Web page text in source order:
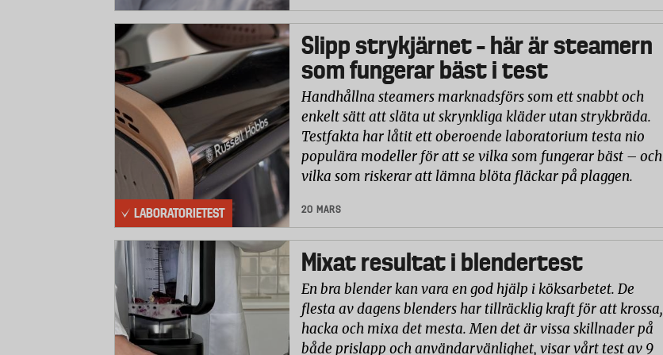
LABORATORIETEST
Slipp strykjärnet – här är steamern
som fungerar bäst i test
Handhållna steamers marknadsförs som ett snabbt och
enkelt sätt att släta ut skrynkliga kläder utan strykbräda.
Testfakta har låtit ett oberoende laboratorium testa nio
populära modeller för att se vilka som fungerar bäst – och
vilka som riskerar att lämna blöta fläckar på plaggen.
20 MARS
Mixat resultat i blendertest
En bra blender kan vara en god hjälp i köksarbetet. De
flesta av dagens blenders har tillräcklig kraft för att krossa,
hacka och mixa det mesta. Men det är vissa skillnader på
både prislapp och användarvänlighet, visar vårt test av 9